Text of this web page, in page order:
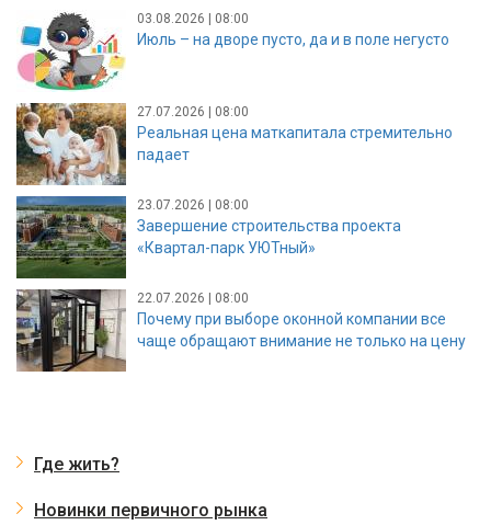
03.08.2026 | 08:00
Июль – на дворе пусто, да и в поле негусто
27.07.2026 | 08:00
Реальная цена маткапитала стремительно
падает
23.07.2026 | 08:00
Завершение строительства проекта
«Квартал-парк УЮТный»
22.07.2026 | 08:00
Почему при выборе оконной компании все
чаще обращают внимание не только на цену
Где жить?
Новинки первичного рынка